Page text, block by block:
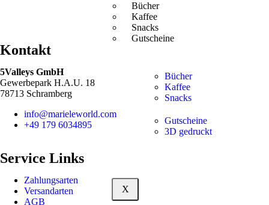
Bücher
Kaffee
Snacks
Gutscheine
Bücher
Kaffee
Snacks
Gutscheine
3D gedruckt
X
Kontakt
5Valleys GmbH
Gewerbepark H.A.U. 18
78713 Schramberg
info@marieleworld.com
+49 179 6034895
Service Links
Zahlungsarten
Versandarten
AGB